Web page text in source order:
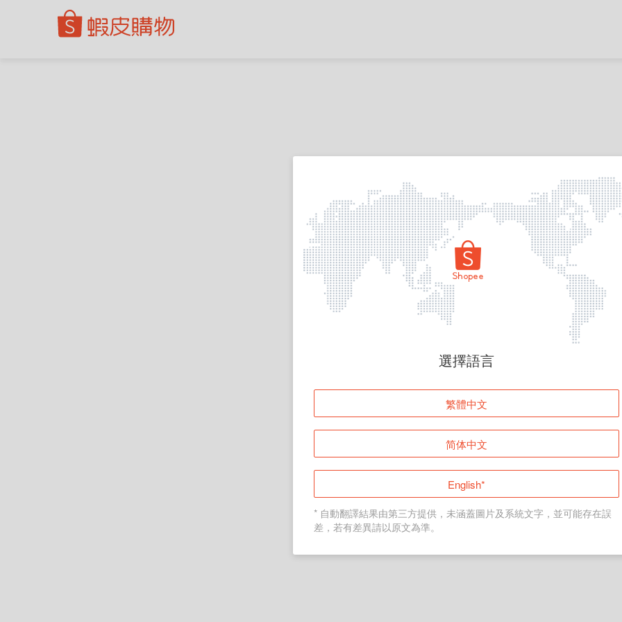
頁面無法顯示
登入
返回首頁
選擇語言
繁體中文
简体中文
English*
* 自動翻譯結果由第三方提供，未涵蓋圖片及系統文字，並可能存在誤
差，若有差異請以原文為準。